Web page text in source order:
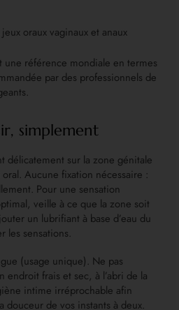
oraux vaginaux et anaux
une référence mondiale en termes
par des professionnels de
simplement
délicatement sur la zone génitale
Aucune fixation nécessaire :
Pour une sensation
veille à ce que la zone soit
un lubrifiant à base d’eau du
les sensations.
(usage unique). Ne pas
endroit frais et sec, à l’abri de la
intime irréprochable afin
douceur de vos instants à deux.